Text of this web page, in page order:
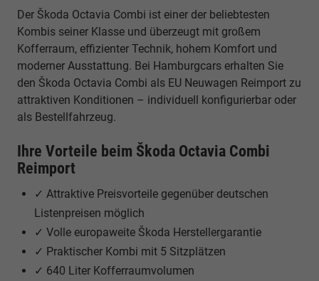
Der Škoda Octavia Combi ist einer der beliebtesten
Kombis seiner Klasse und überzeugt mit großem
Kofferraum, effizienter Technik, hohem Komfort und
moderner Ausstattung. Bei Hamburgcars erhalten Sie
den Škoda Octavia Combi als EU Neuwagen Reimport zu
attraktiven Konditionen – individuell konfigurierbar oder
als Bestellfahrzeug.
Ihre Vorteile beim Škoda Octavia Combi
Reimport
✓ Attraktive Preisvorteile gegenüber deutschen
Listenpreisen möglich
✓ Volle europaweite Škoda Herstellergarantie
✓ Praktischer Kombi mit 5 Sitzplätzen
✓ 640 Liter Kofferraumvolumen